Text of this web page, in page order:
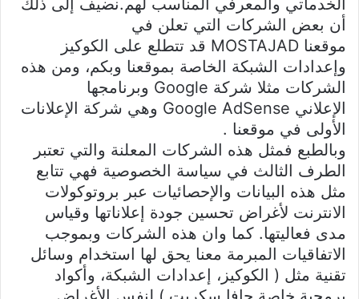
أن بعض الشركات التي تعلن في
موقعنا MOSTAJAD قد تتطلع على الكوكيز
وإعدادات الشبكة الخاصة بموقعنا وبكم، ومن هذه
الشركات مثلا شركة Google وبرنامجها
الإعلاني Google AdSense وهي شركة الإعلانات
الأولى في موقعنا .
وبالطبع فمثل هذه الشركات المعلنة والتي تعتبر
الطرف الثالث في سياسة الخصوصية فهي تتابع
مثل هذه البيانات والإحصائيات عبر بروتوكولات
الانترنت لأغراض تحسين جودة إعلاناتها وقياس
مدى فعاليتها. كما وان هذه الشركات وبموجب
الاتفاقيات المبرمة معنا يحق لها استخدام وسائل
تقنية مثل ( الكوكيز، إعدادات الشبكة، وأكواد